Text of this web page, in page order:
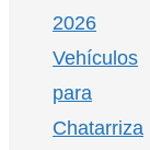
2026
Vehículos
para
Chatarriza